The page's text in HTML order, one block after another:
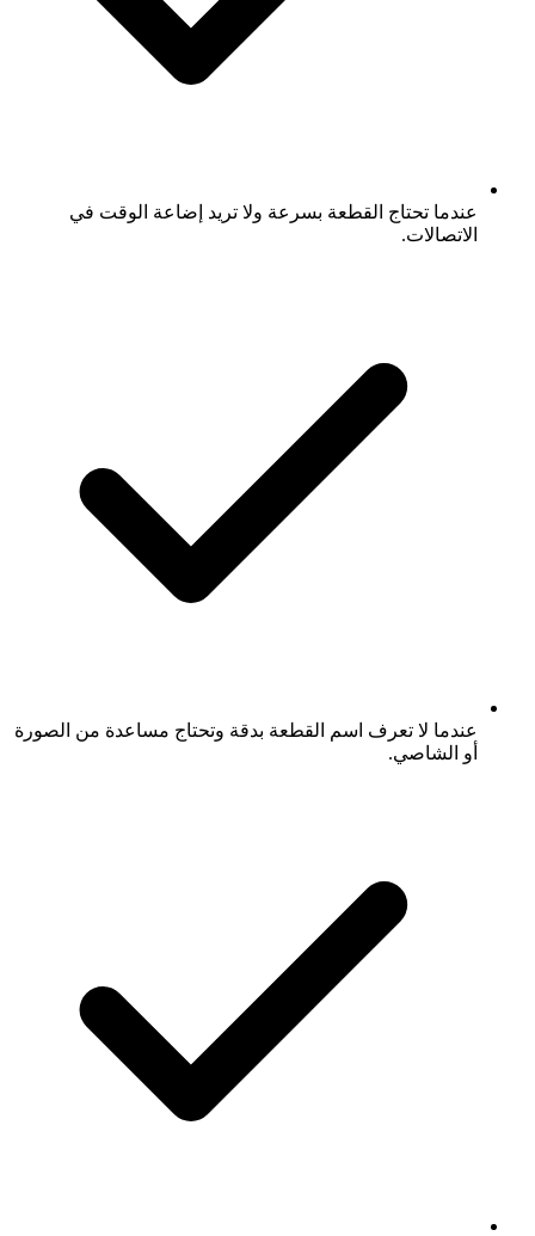
عندما تحتاج القطعة بسرعة ولا تريد إضاعة الوقت في
الاتصالات.
عندما لا تعرف اسم القطعة بدقة وتحتاج مساعدة من الصورة
أو الشاصي.